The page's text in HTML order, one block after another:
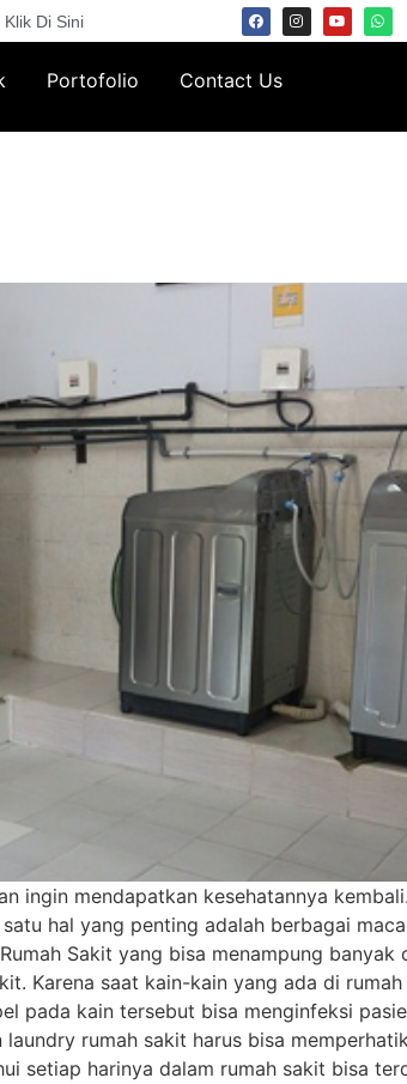
Di Sini
Portofolio Contact Us
ingin mendapatkan kesehatannya
hal yang penting adalah berbagai
Sakit yang bisa menampung banyak
Karena saat kain-kain yang ada di
pada kain tersebut bisa menginfeksi
rumah sakit harus bisa
setiap harinya dalam rumah sakit bisa